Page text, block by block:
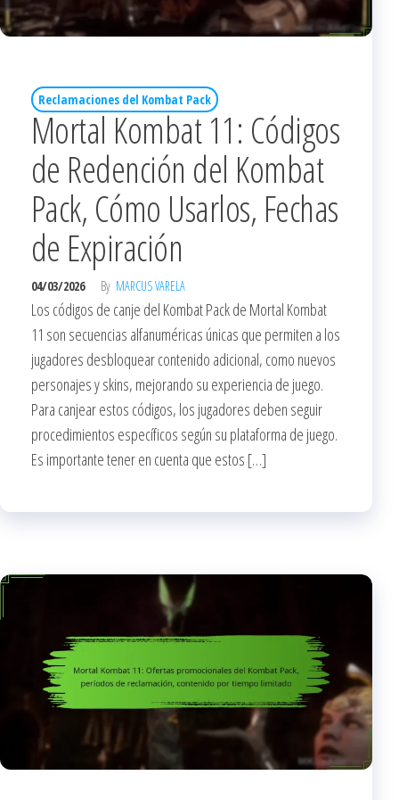
Reclamaciones del Kombat Pack
Mortal Kombat 11: Códigos
de Redención del Kombat
Pack, Cómo Usarlos, Fechas
de Expiración
04/03/2026 By MARCUS VARELA
Los códigos de canje del Kombat Pack de Mortal Kombat
11 son secuencias alfanuméricas únicas que permiten a los
jugadores desbloquear contenido adicional, como nuevos
personajes y skins, mejorando su experiencia de juego.
Para canjear estos códigos, los jugadores deben seguir
procedimientos específicos según su plataforma de juego.
Es importante tener en cuenta que estos […]